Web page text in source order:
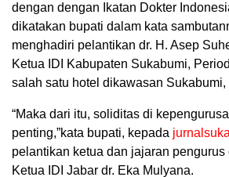
dengan dengan Ikatan Dokter
dikatakan bupati dalam kata
menghadiri pelantikan dr. H. Asep
Ketua IDI Kabupaten Sukabumi,
salah satu hotel dikawasan Sukabumi,
“Maka dari itu, soliditas di
penting,”kata bupati, kepada
pelantikan ketua dan jajaran
Ketua IDI Jabar dr. Eka Mulyana.